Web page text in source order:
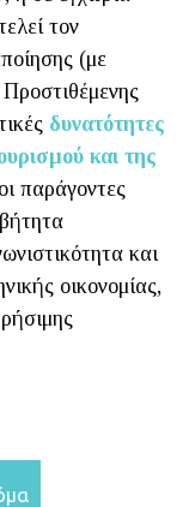
τον
(με
δυνατότητες
και της
παράγοντες
και
οικονομίας,